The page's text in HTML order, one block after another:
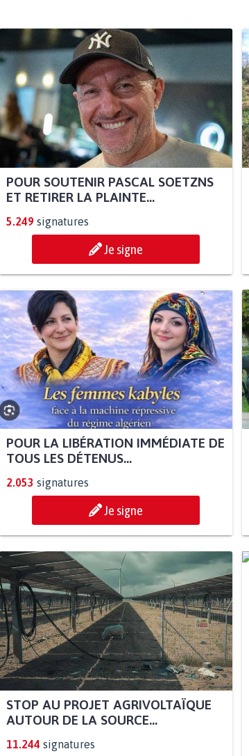
POUR SOUTENIR PASCAL SOETZNS
ET RETIRER LA PLAINTE...
5.249 signatures
Je signe
POUR LA LIBÉRATION IMMÉDIATE DE
TOUS LES DÉTENUS...
2.053 signatures
Je signe
STOP AU PROJET AGRIVOLTAÏQUE
AUTOUR DE LA SOURCE...
11.244 signatures